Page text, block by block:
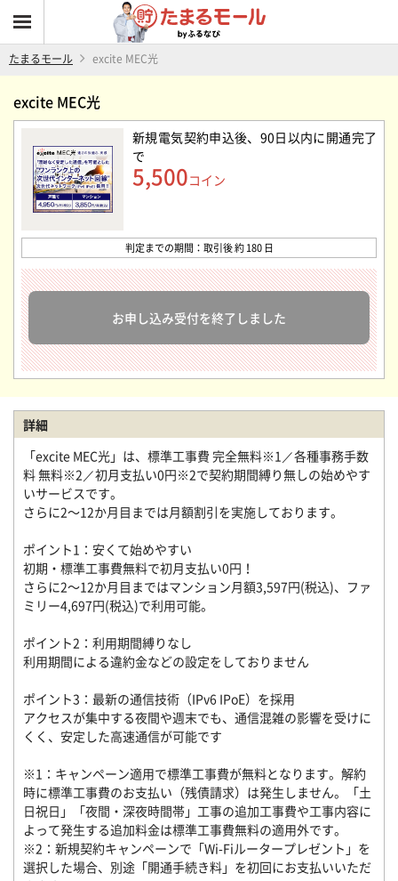
たまるモール excite MEC光
excite MEC光
新規電気契約申込後、90日以内に開通完了
で
5,500コイン
判定までの期間：取引後 約 180 日
お申し込み受付を終了しました
詳細
「excite MEC光」は、標準工事費 完全無料※1／各種事務手数
料 無料※2／初月支払い0円※2で契約期間縛り無しの始めやす
いサービスです。
さらに2～12か月目までは月額割引を実施しております。
ポイント1：安くて始めやすい
初期・標準工事費無料で初月支払い0円！
さらに2～12か月目まではマンション月額3,597円(税込)、ファ
ミリー4,697円(税込)で利用可能。
ポイント2：利用期間縛りなし
利用期間による違約金などの設定をしておりません
ポイント3：最新の通信技術（IPv6 IPoE）を採用
アクセスが集中する夜間や週末でも、通信混雑の影響を受けに
くく、安定した高速通信が可能です
※1：キャンペーン適用で標準工事費が無料となります。解約
時に標準工事費のお支払い（残債請求）は発生しません。「土
日祝日」「夜間・深夜時間帯」工事の追加工事費や工事内容に
よって発生する追加料金は標準工事費無料の適用外です。
※2：新規契約キャンペーンで「Wi-Fiルータープレゼント」を
選択した場合、別途「開通手続き料」を初回にお支払いいただ